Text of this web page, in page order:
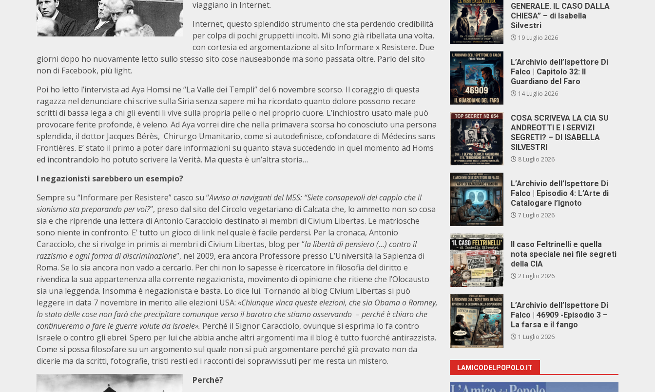
viaggiano in Internet.
Internet, questo splendido strumento che sta perdendo credibilità
per colpa di pochi gruppetti incolti. Mi sono già ribellata una volta,
con cortesia ed argomentazione al sito Informare x Resistere. Due
giorni dopo ho nuovamente letto sullo stesso sito cose nauseabonde ma sono passata oltre. Parlo del sito
non di Facebook, più light.
Poi ho letto l’intervista ad Aya Homsi ne “La Valle dei Templi” del 6 novembre scorso. Il coraggio di questa
ragazza nel denunciare chi scrive sulla Siria senza sapere mi ha ricordato quanto dolore possono recare
scritti di bassa lega a chi gli eventi li vive sulla propria pelle o nel proprio cuore. L’inchiostro usato male può
provocare ferite profonde, è veleno. Ad Aya vorrei dire che nella primavera scorsa ho conosciuto una persona
splendida, il dottor Jacques Bérès, Chirurgo Umanitario, come si autodefinisce, cofondatore di Médecins sans
Frontières. E’ stato il primo a poter dare informazioni su quanto stava succedendo in quel momento ad Homs
ed incontrandolo ho potuto scrivere la Verità. Ma questa è un’altra storia…
I negazionisti sarebbero un esempio?
Sempre su “Informare per Resistere” casco su “Avviso ai naviganti del M5S: “Siete consapevoli del cappio che il
sionismo sta preparando per voi?”, preso dal sito del Circolo vegetariano di Calcata che, lo ammetto non so cosa
sia e che riprende una lettera di Antonio Caracciolo destinato ai membri di Civium Libertas. Le matriosche
sono niente in confronto. E’ tutto un gioco di link nel quale è facile perdersi. Per la cronaca, Antonio
Caracciolo, che si rivolge in primis ai membri di Civium Libertas, blog per “la libertà di pensiero (…) contro il
razzismo e ogni forma di discriminazione”, nel 2009, era ancora Professore presso L’Università la Sapienza di
Roma. Se lo sia ancora non vado a cercarlo. Per chi non lo sapesse è ricercatore in filosofia del diritto e
rivendica la sua appartenenza alla corrente negazionista, movimento di opinione che ritiene che l’Olocausto
sia una leggenda. Insomma è negazionista e basta. Lo dice lui. Tornando al blog Civium Libertas si può
leggere in data 7 novembre in merito alle elezioni USA: «Chiunque vinca queste elezioni, che sia Obama o Romney,
lo stato delle cose non farà che precipitare comunque verso il baratro che stiamo osservando – perché è chiaro che
continueremo a fare le guerre volute da Israele». Perché il Signor Caracciolo, ovunque si esprima lo fa contro
Israele o contro gli ebrei. Spero per lui che abbia anche altri argomenti ma il blog è tutto fuorché antirazzista.
Come si possa filosofare su un argomento sul quale non si può argomentare perché già provato non da
dicerie ma da scritti, fotografie, tristi resti ed i racconti dei sopravvissuti per me resta un mistero.
Perché?
GENERALE. IL CASO DALLA
CHIESA” – di Isabella
Silvestri
19 Luglio 2026
L’Archivio dell’Ispettore Di
Falco | Capitolo 32: Il
Guardiano del Faro
14 Luglio 2026
COSA SCRIVEVA LA CIA SU
ANDREOTTI E I SERVIZI
SEGRETI? – DI ISABELLA
SILVESTRI
8 Luglio 2026
L’Archivio dell’Ispettore Di
Falco | Episodio 4: L’Arte di
Catalogare l’Ignoto
7 Luglio 2026
Il caso Feltrinelli e quella
nota speciale nei file segreti
della CIA
2 Luglio 2026
L’Archivio dell’Ispettore Di
Falco | 46909 -Episodio 3 –
La farsa e il fango
1 Luglio 2026
LAMICODELPOPOLO.IT